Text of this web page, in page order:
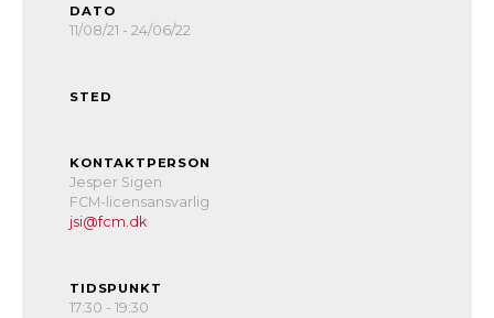
DATO
11/08/21 - 24/06/22
STED
KONTAKTPERSON
Jesper Sigen
FCM-licensansvarlig
jsi@fcm.dk
TIDSPUNKT
17:30 - 19:30